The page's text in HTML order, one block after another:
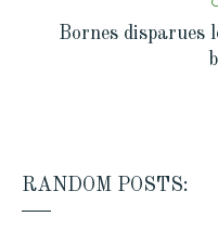
Bornes
RANDOM POSTS: